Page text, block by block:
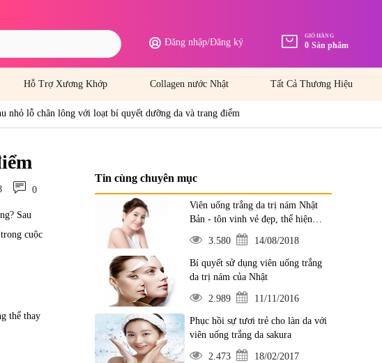
Đăng nhập/Đăng ký
GIỎ HÀNG
0 Sản phẩm
Hỗ Trợ Xương Khớp Collagen nước Nhật Tất Cả Thương Hiệu
nhỏ lỗ chân lông với loạt bí quyết dưỡng da và trang điểm
0
Sau
cuộc
thể thay
Tin cùng chuyên mục
Viên uống trắng da trị nám Nhật
Bản - tôn vinh vẻ đẹp, thể hiện
đẳng cấp
3.580 14/08/2018
Bí quyết sử dụng viên uống trắng
da trị nám của Nhật
2.989 11/11/2016
Phục hồi sự tươi trẻ cho làn da với
viên uống trắng da sakura
2.473 18/02/2017